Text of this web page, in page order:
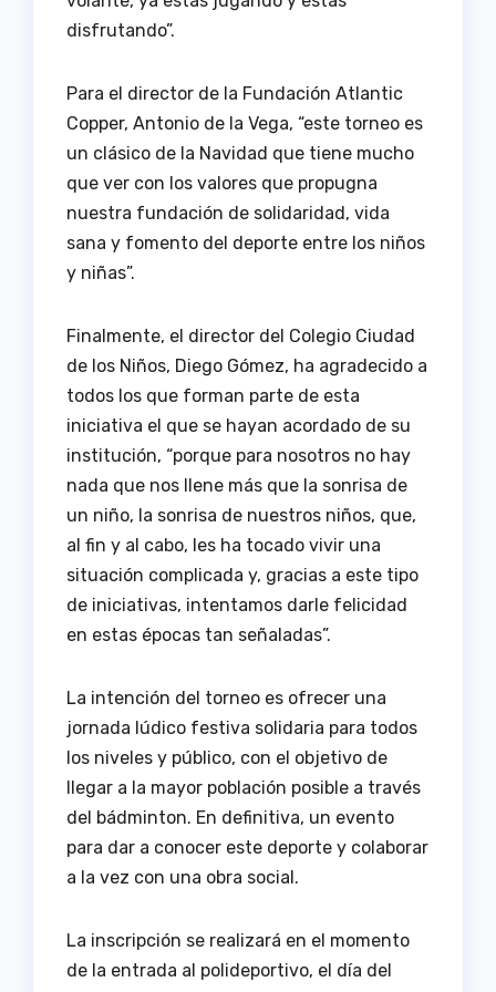
disfrutando”.
Para el director de la Fundación Atlantic
Copper, Antonio de la Vega, “este torneo es
un clásico de la Navidad que tiene mucho
que ver con los valores que propugna
nuestra fundación de solidaridad, vida
sana y fomento del deporte entre los niños
y niñas”.
Finalmente, el director del Colegio Ciudad
de los Niños, Diego Gómez, ha agradecido a
todos los que forman parte de esta
iniciativa el que se hayan acordado de su
institución, “porque para nosotros no hay
nada que nos llene más que la sonrisa de
un niño, la sonrisa de nuestros niños, que,
al fin y al cabo, les ha tocado vivir una
situación complicada y, gracias a este tipo
de iniciativas, intentamos darle felicidad
en estas épocas tan señaladas”.
La intención del torneo es ofrecer una
jornada lúdico festiva solidaria para todos
los niveles y público, con el objetivo de
llegar a la mayor población posible a través
del bádminton. En definitiva, un evento
para dar a conocer este deporte y colaborar
a la vez con una obra social.
La inscripción se realizará en el momento
de la entrada al polideportivo, el día del